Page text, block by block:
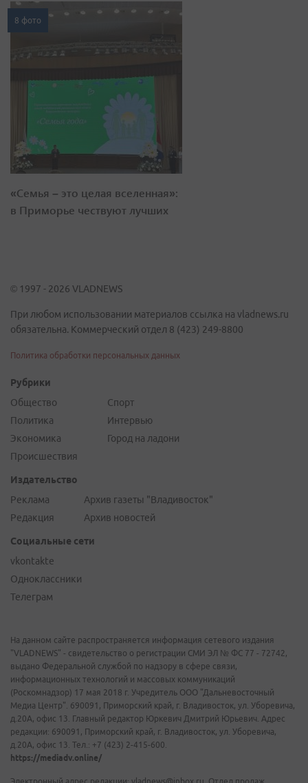
8 фото
«Семья – это целая вселенная»:
в Приморье чествуют лучших
© 1997 - 2026 VLADNEWS
При любом использовании материалов ссылка на vladnews.ru
обязательна. Коммерческий отдел 8 (423) 249-8800
Политика обработки персональных данных
Рубрики
Общество
Политика
Экономика
Происшествия
Спорт
Интервью
Город на ладони
Издательство
Реклама
Редакция
Архив газеты "Владивосток"
Архив новостей
Социальные сети
vkontakte
Одноклассники
Телеграм
На данном сайте распространяется информация сетевого издания
"VLADNEWS" - свидетельство о регистрации СМИ ЭЛ № ФС 77 - 72742,
выдано Федеральной службой по надзору в сфере связи,
информационных технологий и массовых коммуникаций
(Роскомнадзор) 17 мая 2018 г. Учредитель ООО "Дальневосточный
Медиа Центр". 690091, Приморский край, г. Владивосток, ул. Уборевича,
д.20А, офис 13. Главный редактор Юркевич Дмитрий Юрьевич. Адрес
редакции: 690091, Приморский край, г. Владивосток, ул. Уборевича,
д.20А, офис 13. Тел.: +7 (423) 2-415-600.
https://mediadv.online/